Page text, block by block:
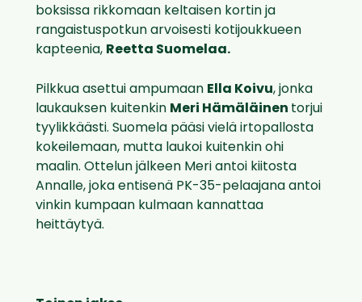
boksissa rikkomaan keltaisen kortin ja
rangaistuspotkun arvoisesti kotijoukkueen
kapteenia, Reetta Suomelaa.
Pilkkua asettui ampumaan Ella Koivu, jonka
laukauksen kuitenkin Meri Hämäläinen torjui
tyylikkäästi. Suomela pääsi vielä irtopallosta
kokeilemaan, mutta laukoi kuitenkin ohi
maalin. Ottelun jälkeen Meri antoi kiitosta
Annalle, joka entisenä PK-35-pelaajana antoi
vinkin kumpaan kulmaan kannattaa
heittäytyä.